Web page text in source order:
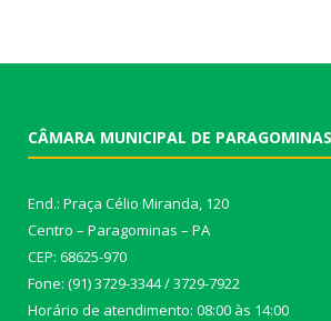
CÂMARA MUNICIPAL DE PARAGOMINAS
End.: Praça Célio Miranda, 120
Centro – Paragominas – PA
CEP: 68625-970
Fone: (91) 3729-3344 / 3729-7922
Horário de atendimento: 08:00 às 14:00